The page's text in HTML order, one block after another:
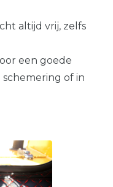
altijd vrij, zelfs
een goede
of in